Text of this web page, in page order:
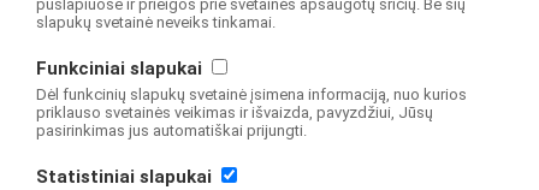
Pritaikymas žmonėms su regėjimo negalia. Įstaigos
modernizavimas, patalpų remontas, numatomi
atnaujinimo darbai.
© 2019 NŠA Švietimo valdymo informacinė sistema Visos teisės saugomos
puslapiuose ir prieigos prie svetainės apsaugotų sričių. Be šių
slapukų svetainė neveiks tinkamai.
Funkciniai slapukai
Dėl funkcinių slapukų svetainė įsimena informaciją, nuo kurios
priklauso svetainės veikimas ir išvaizda, pavyzdžiui, Jūsų
pasirinkimas jus automatiškai prijungti.
Statistiniai slapukai